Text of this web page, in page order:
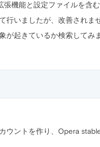
張機能と設定ファイルを含
行いましたが、改善されま
が起きているか検索してみ
ウントを作り、Opera